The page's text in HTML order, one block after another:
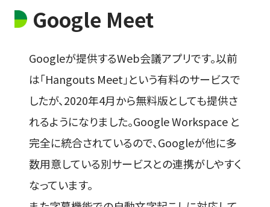
Google Meet
Googleが提供するWeb会議アプリです。以前
は「Hangouts Meet」という有料のサービスで
したが、2020年4月から無料版としても提供さ
れるようになりました。Google Workspace と
完全に統合されているので、Googleが他に多
数用意している別サービスとの連携がしやすく
なっています。